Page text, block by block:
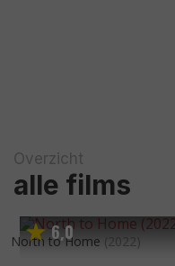
Overzicht
alle films
6,0
North to Home (2022)